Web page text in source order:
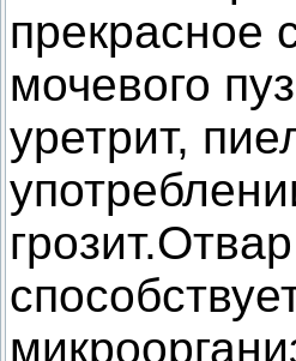
прекрасное
мочевого
уретрит,